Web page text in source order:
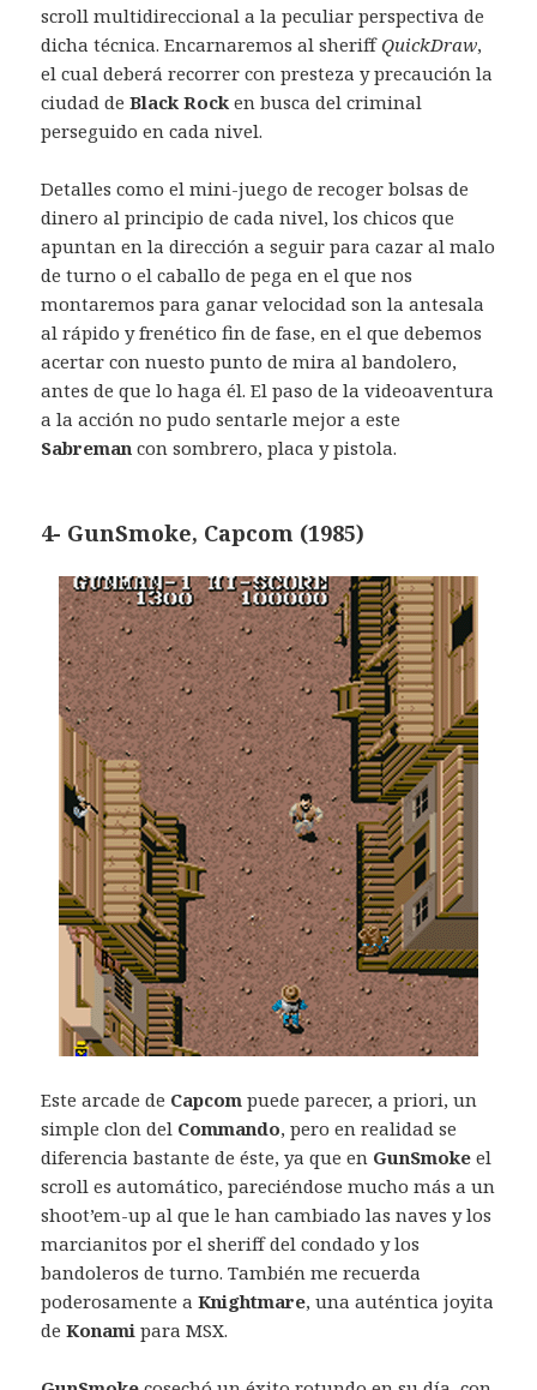
scroll multidireccional a la peculiar perspectiva de
dicha técnica. Encarnaremos al sheriffQuickDraw,
el cual deberá recorrer con presteza y precaución la
ciudad deBlack Rock en busca del criminal
perseguido en cada nivel.
Detalles como el mini-juego de recoger bolsas de
dinero al principio de cada nivel, los chicos que
apuntan en la dirección a seguir para cazar al malo
de turno o el caballo de pega en el que nos
montaremos para ganar velocidad son la antesala
al rápido y frenético fin de fase, en el que debemos
acertar con nuesto punto de mira al bandolero,
antes de que lo haga él. El paso de la videoaventura
a la acción no pudo sentarle mejor a este
Sabreman con sombrero, placa y pistola.
4- GunSmoke, Capcom (1985)
Este arcade de Capcom puede parecer, a priori, un
simple clon del Commando, pero en realidad se
diferencia bastante de éste, ya que en GunSmoke el
scroll es automático, pareciéndose mucho más a un
shoot’em-up al que le han cambiado las naves y los
marcianitos por el sheriff del condado y los
bandoleros de turno. También me recuerda
poderosamente aKnightmare, una auténtica joyita
de Konami para MSX.